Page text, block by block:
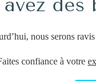
des
nous serons
confiance à votre